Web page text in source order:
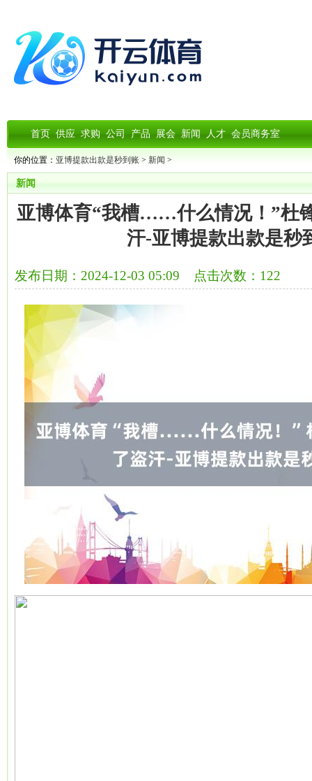
首页 供应 求购 公司 产品 展会 新闻 人才 会员商务室
你的位置： 亚博提款出款是秒到账 > 新闻 >
新闻
亚博体育“我槽……什么情况！”杜
汗-亚博提款出款是秒
发布日期：2024-12-03 05:09 点击次数：122